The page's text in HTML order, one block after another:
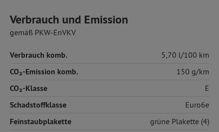
Verbrauch und Emission
gemäß PKW-EnVKV
Verbrauch komb. 5,70 l/100 km
CO₂-Emission komb. 150 g/km
CO₂-Klasse E
Schadstoffklasse Euro6e
Feinstaubplakette grüne Plakette (4)